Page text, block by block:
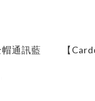
帽通訊藍
【